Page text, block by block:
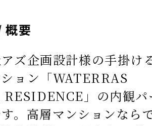
要
ズ企画設計様の手掛け
ョン「WATERRAS
」の内観パ
。高層マンションなら